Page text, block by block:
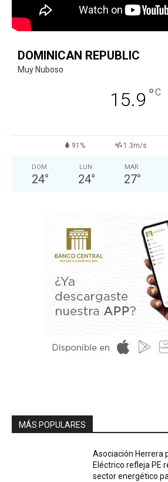
DOMINICAN REPUBLIC
Muy Nuboso
15.9 °C
91% 1.3m/s
DOM
24°
LUN
24°
MAR
27°
MÁS POPULARES
Asociación Herrera
Eléctrico refleja PE
sector energético